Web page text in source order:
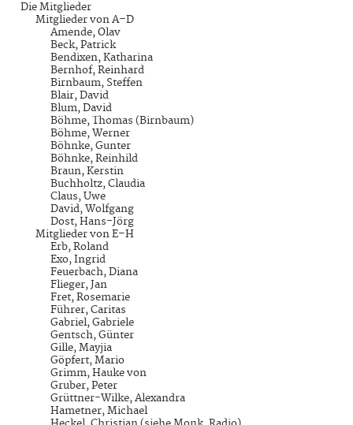
Die Mitglieder
Mitglieder von A–D
Amende, Olav
Beck, Patrick
Bendixen, Katharina
Bernhof, Reinhard
Birnbaum, Steffen
Blair, David
Blum, David
Böhme, Thomas (Birnbaum)
Böhme, Werner
Böhnke, Gunter
Böhnke, Reinhild
Braun, Kerstin
Buchholtz, Claudia
Claus, Uwe
David, Wolfgang
Dost, Hans-Jörg
Mitglieder von E–H
Erb, Roland
Exo, Ingrid
Feuerbach, Diana
Flieger, Jan
Fret, Rosemarie
Führer, Caritas
Gabriel, Gabriele
Gentsch, Günter
Gille, Mayjia
Göpfert, Mario
Grimm, Hauke von
Gruber, Peter
Grüttner-Wilke, Alexandra
Hametner, Michael